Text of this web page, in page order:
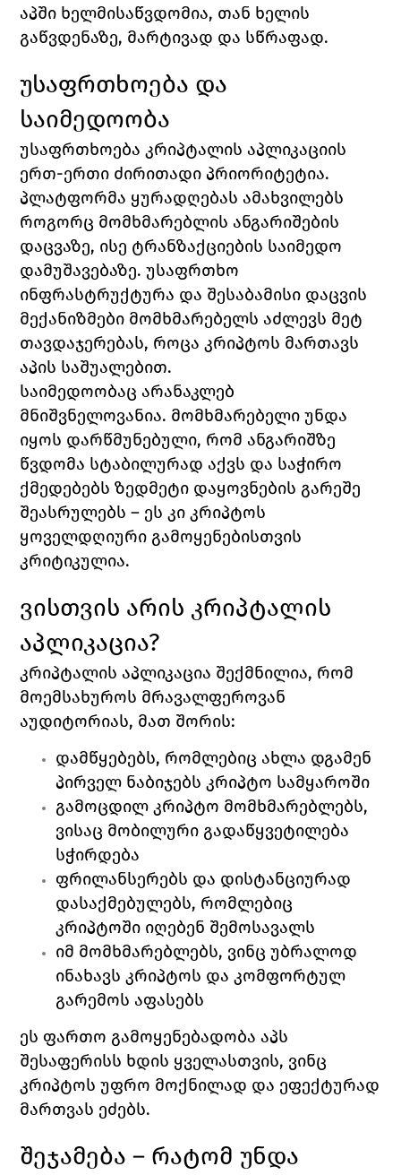
აპში ხელმისაწვდომია, თან ხელის
გაწვდენაზე, მარტივად და სწრაფად.
უსაფრთხოება და
საიმედოობა
უსაფრთხოება კრიპტალის აპლიკაციის
ერთ-ერთი ძირითადი პრიორიტეტია.
პლატფორმა ყურადღებას ამახვილებს
როგორც მომხმარებლის ანგარიშების
დაცვაზე, ისე ტრანზაქციების საიმედო
დამუშავებაზე. უსაფრთხო
ინფრასტრუქტურა და შესაბამისი დაცვის
მექანიზმები მომხმარებელს აძლევს მეტ
თავდაჯერებას, როცა კრიპტოს მართავს
აპის საშუალებით.
საიმედოობაც არანაკლებ
მნიშვნელოვანია. მომხმარებელი უნდა
იყოს დარწმუნებული, რომ ანგარიშზე
წვდომა სტაბილურად აქვს და საჭირო
ქმედებებს ზედმეტი დაყოვნების გარეშე
შეასრულებს – ეს კი კრიპტოს
ყოველდღიური გამოყენებისთვის
კრიტიკულია.
ვისთვის არის კრიპტალის
აპლიკაცია?
კრიპტალის აპლიკაცია შექმნილია, რომ
მოემსახუროს მრავალფეროვან
აუდიტორიას, მათ შორის:
დამწყებებს, რომლებიც ახლა დგამენ
პირველ ნაბიჯებს კრიპტო სამყაროში
გამოცდილ კრიპტო მომხმარებლებს,
ვისაც მობილური გადაწყვეტილება
სჭირდება
ფრილანსერებს და დისტანციურად
დასაქმებულებს, რომლებიც
კრიპტოში იღებენ შემოსავალს
იმ მომხმარებლებს, ვინც უბრალოდ
ინახავს კრიპტოს და კომფორტულ
გარემოს აფასებს
ეს ფართო გამოყენებადობა აპს
შესაფერისს ხდის ყველასთვის, ვინც
კრიპტოს უფრო მოქნილად და ეფექტურად
მართვას ეძებს.
შეჯამება – რატომ უნდა